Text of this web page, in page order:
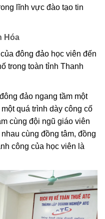
lĩnh vực đào tạo tin
Hóa
đông đảo học viên đến
trong toàn tỉnh Thanh
đảo ngang tầm một
quá trình dày công cố
cùng đội ngũ giáo viên
cùng đồng tâm, đồng
công của học viên là